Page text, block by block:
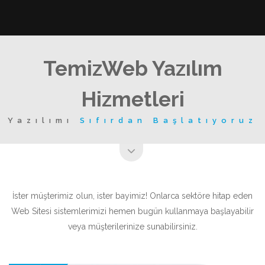
TemizWeb Yazılım
Hizmetleri
Yazılımı Sıfırdan Başlatıyoruz
İster müşterimiz olun, ister bayimiz! Onlarca sektöre hitap eden
Web Sitesi sistemlerimizi hemen bugün kullanmaya başlayabilir
veya müşterilerinize sunabilirsiniz.